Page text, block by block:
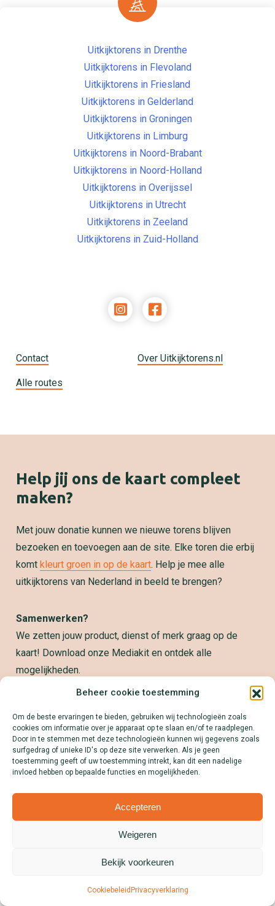
Beheer cookie toestemming
Om de beste ervaringen te bieden, gebruiken wij technologieën zoals
cookies om informatie over je apparaat op te slaan en/of te raadplegen.
Door in te stemmen met deze technologieën kunnen wij gegevens zoals
surfgedrag of unieke ID's op deze site verwerken. Als je geen
toestemming geeft of uw toestemming intrekt, kan dit een nadelige
invloed hebben op bepaalde functies en mogelijkheden.
Accepteren
Weigeren
Bekijk voorkeuren
Cookiebeleid Privacyverklaring
Contact Over Uitkijktorens.nl
Alle routes
Uitkijktorens in Drenthe
Uitkijktorens in Flevoland
Uitkijktorens in Friesland
Uitkijktorens in Gelderland
Uitkijktorens in Groningen
Uitkijktorens in Limburg
Uitkijktorens in Noord-Brabant
Uitkijktorens in Noord-Holland
Uitkijktorens in Overijssel
Uitkijktorens in Utrecht
Uitkijktorens in Zeeland
Uitkijktorens in Zuid-Holland
Help jij ons de kaart compleet
maken?
Met jouw donatie kunnen we nieuwe torens blijven
bezoeken en toevoegen aan de site. Elke toren die erbij
komt kleurt groen in op de kaart. Help je mee alle
uitkijktorens van Nederland in beeld te brengen?
Samenwerken?
We zetten jouw product, dienst of merk graag op de
kaart! Download onze Mediakit en ontdek alle
mogelijkheden.
Disclaimer Colofon Privacyverklaring Cookies Over Uitkijktorens.nl